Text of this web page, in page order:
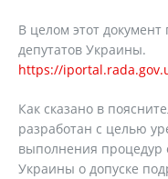
В целом этот
депутатов Украины.
https://
Как сказано в
разработан с целью
выполнения процедур
Украины о допуске